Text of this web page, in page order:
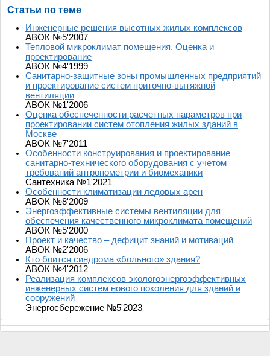
Статьи по теме
Инженерные решения высотных жилых комплексов
АВОК №5'2007
Тепловой микроклимат помещения. Оценка и
проектирование
АВОК №4'1999
Санитарно-защитные зоны промышленных предприятий
и проектирование систем приточно-вытяжной
вентиляции
АВОК №1'2006
Оценка обеспеченности расчетных параметров при
проектировании систем отопления жилых зданий в
Москве
АВОК №7'2011
Особенности конструирования и проектирование
санитарно-технического оборудования с учетом
требований антропометрии и биомеханики
Сантехника №1'2021
Особенности климатизации ледовых арен
АВОК №8'2009
Энергоэффективные системы вентиляции для
обеспечения качественного микроклимата помещений
АВОК №5'2000
Проект и качество – дефицит знаний и мотиваций
АВОК №2'2006
Кто боится синдрома «больного» здания?
АВОК №4'2012
Реализация комплексов экологоэнергоэффективных
инженерных систем нового поколения для зданий и
сооружений
Энергосбережение №5'2023